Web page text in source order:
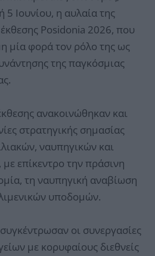
Ιουνίου, η αυλαία της
έκθεσης Posidonia 2026, που
μία φορά τον ρόλο της ως
της παγκόσμιας
ανακοινώθηκαν και
στρατηγικής σημασίας
ναυπηγικών και
επίκεντρο την πράσινη
τη ναυπηγική αναβίωση
υποδομών.
οι συνεργασίες
με κορυφαίους διεθνείς